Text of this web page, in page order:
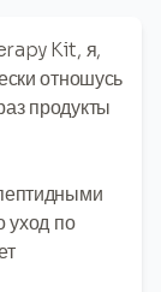
Kit, я,
отношусь
продукты
уход по